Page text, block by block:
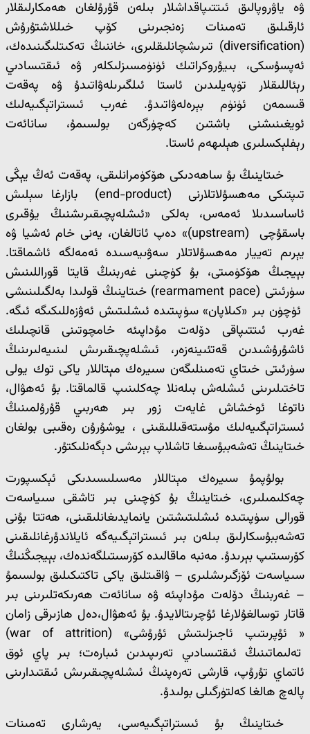
ۋە ياۋروپالىق ئىتتىپاقداشلار بىلەن قۇرۇلغان ھەمكارلىقلار
ئارقىلىق تەمىنات زەنجىرىنى كۆپ خىللاشتۇرۇش
(diversification) تىرىشچانلىقلىرى، خاننىڭ تەكىتلىگىنىدەك،
ئەپسۇسكى، بىيۇروكراتىك ئۈنۈمسىزلىكلەر ۋە ئىقتىسادىي
رېئاللىقلار تۈپەيلىدىن ئاستا ئىلگىرىلەۋاتىدۇ ۋە پەقەت
قىسمەن ئۈنۈم بېرەلەۋاتىدۇ. غەرب ئىستراتېگىيەلىك
ئويغىنىشنى باشتىن كەچۈرگەن بولسىمۇ، سانائەت
رېفلېكسلىرى ھېلىھەم ئاستا.
خىتاينىڭ بۇ ساھەدىكى ھۆكۈمرانلىقى، پەقەت ئەڭ يېڭى
تىپتىكى مەھسۇلاتلارنى (end-product) بازارغا سېلىش
ئاساسىدىلا ئەمەس، بەلكى «ئىشلەپچىقىرىشنىڭ يۇقىرى
باسقۇچى (upstream)» دەپ ئاتالغان، يەنى خام ئەشيا ۋە
يېرىم تەييار مەھسۇلاتلار سەۋىيەسىدە ئەمەلگە ئاشماقتا.
بېيجىڭ ھۆكۈمىتى، بۇ كۈچىنى غەربنىڭ قايتا قوراللىنىش
سۈرئىتى (rearmament pace) خىتاينىڭ قولىدا بەلگىلىنىشى
ئۈچۈن بىر «كىلاپان» سۈپىتىدە ئىشلىتىش ئەۋزەللىكىگە ئىگە.
غەرب ئىتتىپاقى دۆلەت مۇداپىئە خامچوتىنى قانچىلىك
ئاشۇرۇشىدىن قەتئىينەزەر، ئىشلەپچىقىرىش لىنىيەلىرىنىڭ
سۈرئىتى خىتاي تەمىنلىگەن سىيرەك مېتاللار ياكى توك يولى
تاختىلىرىنى ئىشلەش بىلەنلا چەكلىنىپ قالماقتا. بۇ ئەھۋال،
ناتوغا ئوخشاش غايەت زور بىر ھەربىي قۇرۇلمىنىڭ
ئىستراتېگىيەلىك مۇستەقىللىقىنى ، يوشۇرۇن رەقىبى بولغان
خىتاينىڭ تەشەببۇسىغا تاشلاپ بېرىشى دېگەنلىكتۇر.
بولۇپمۇ سىيرەك مېتاللار مەسىلىسىدىكى ئېكسپورت
چەكلىمىلىرى، خىتاينىڭ بۇ كۈچىنى بىر تاشقى سىياسەت
قورالى سۈپىتىدە ئىشلىتىشتىن يانمايدىغانلىقىنى، ھەتتا بۇنى
تەشەببۇسكارلىق بىلەن بىر ئىستراتېگىيەگە ئايلاندۇرغانلىقىنى
كۆرسىتىپ بېرىدۇ. مەنبە ماقالىدە كۆرسىتىلگەندەك، بېيجىڭنىڭ
سىياسەت ئۆزگىرىشلىرى – ۋاقىتلىق ياكى تاكتىكىلىق بولسىمۇ
– غەربنىڭ دۆلەت مۇداپىئە ۋە سانائەت ھەرىكەتلىرىنى بىر
قاتار توسالغۇلارغا ئۇچرىتالايدۇ. بۇ ئەھۋال،دەل ھازىرقى زامان
« ئۇپرىتىپ ئاجىزلىتىش ئۇرۇشى» (war of attrition)
تەلىماتىنىڭ ئىقتىسادىي تەرىپىدىن ئىبارەت؛ بىر پاي ئوق
ئاتماي تۇرۇپ، قارشى تەرەپنىڭ ئىشلەپچىقىرىش ئىقتىدارىنى
پالەچ ھالغا كەلتۈرگىلى بولىدۇ.
خىتاينىڭ بۇ ئىستراتېگىيەسى، يەرشارى تەمىنات